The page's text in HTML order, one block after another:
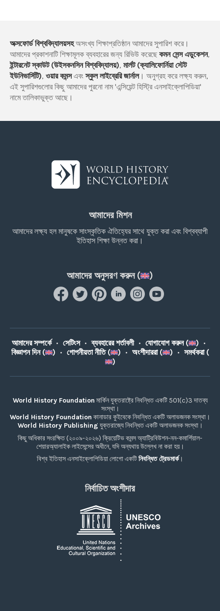
অক্সফোর্ড বিশ্ববিদ্যালয়সহঅসংখ্য শিক্ষাপ্রতিষ্ঠান আমাদের সুপারিশ করে।
আমাদের প্রকাশনাটি শিক্ষামূলক ব্যবহারের জন্য রিভিউ করেছে কমন সেন্স এডুকেশন,
ইন্টারনেট স্কাউট (উইসকনসিন বিশ্ববিদ্যালয়), মার্লট (ক্যালিফোর্নিয়া স্টেট
ইউনিভার্সিটি), ওয়ার কমন্সএবংস্কুল লাইব্রেরি জার্নাল। অনুগ্রহ করে লক্ষ্য করুন,
এই সুপারিশগুলোর কিছু আমাদের পুরনো নাম 'এন্সিয়েন্ট হিস্ট্রি এনসাইক্লোপিডিয়া'
নামে তালিকাভুক্ত আছে।
আমাদের মিশন
আমাদের লক্ষ্য হল মানুষকে সাংস্কৃতিক ঐতিহ্যের সাথে যুক্ত করা এবং বিশ্বব্যাপী
ইতিহাস শিক্ষা উন্নত করা।
আমাদের অনুসরণ করুন ( )
আমাদের সম্পর্কে • সেটিংস • ব্যবহারের শর্তাবলী • যোগাযোগ করুন ( ) •
বিজ্ঞাপন দিন (
) • গোপনীয়তা নীতি ( ) • অংশীদাররা ( ) • সমর্থকরা (
)
World History Foundation মার্কিন যুক্তরাষ্ট্রে নিবন্ধিত একটি 501(c)3 দাতব্য
সংস্থা।
World History Foundation কানাডার কুইবেকে নিবন্ধিত একটি অলাভজনক সংস্থা।
World History Publishing যুক্তরাজ্যে নিবন্ধিত একটি অলাভজনক সংস্থা।
কিছু অধিকার সংরক্ষিত (২০০৯-২০২৬) ক্রিয়েটিভ কমন্স অ্যাট্রিবিউশন-নন-কমার্শিয়াল-
শেয়ারঅ্যালাইক লাইসেন্সের অধীনে, যদি অন্যথায় উল্লেখ না করা হয়।
বিশ্ব ইতিহাস এনসাইক্লোপিডিয়া লোগো একটিনিবন্ধিত ট্রেডমার্ক।
নির্বাচিত অংশীদার